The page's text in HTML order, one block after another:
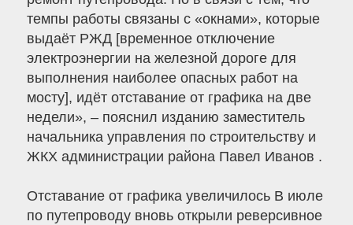
темпы работы связаны с «окнами», которые
выдаёт РЖД [временное отключение
электроэнергии на железной дороге для
выполнения наиболее опасных работ на
мосту], идёт отставание от графика на две
недели», – пояснил изданию заместитель
начальника управления по строительству и
ЖКХ администрации района Павел Иванов .
Отставание от графика увеличилось В июле
по путепроводу вновь открыли реверсивное